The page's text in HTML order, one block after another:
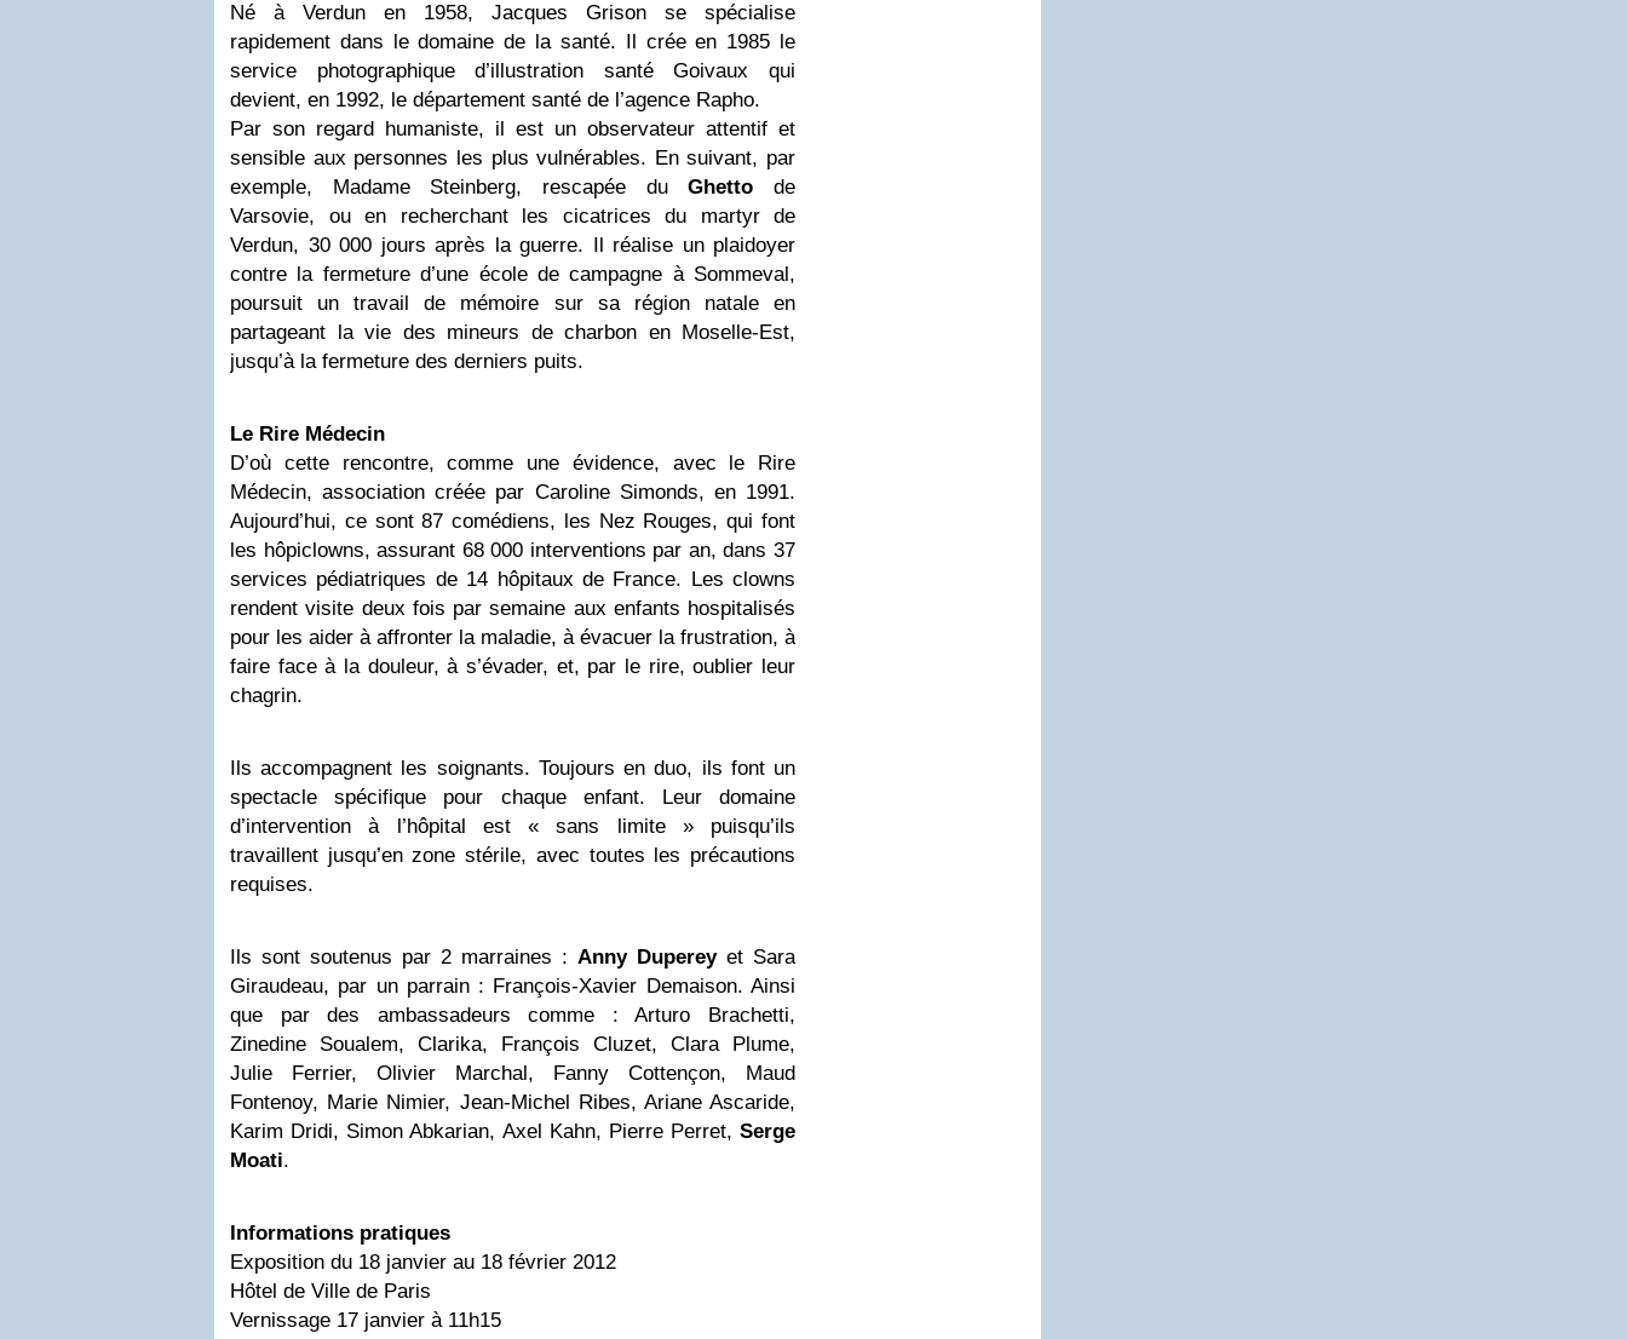
Né à Verdun en 1958, Jacques Grison se spécialise
rapidement dans le domaine de la santé. Il crée en 1985 le
service photographique d’illustration santé Goivaux qui
devient, en 1992, le département santé de l’agence Rapho.
Par son regard humaniste, il est un observateur attentif et
sensible aux personnes les plus vulnérables. En suivant, par
exemple, Madame Steinberg, rescapée duGhetto de
Varsovie, ou en recherchant les cicatrices du martyr de
Verdun, 30 000 jours après la guerre. Il réalise un plaidoyer
contre la fermeture d’une école de campagne à Sommeval,
poursuit un travail de mémoire sur sa région natale en
partageant la vie des mineurs de charbon en Moselle-Est,
jusqu’à la fermeture des derniers puits.
Le Rire Médecin
D’où cette rencontre, comme une évidence, avec le Rire
Médecin, association créée par Caroline Simonds, en 1991.
Aujourd’hui, ce sont 87 comédiens, les Nez Rouges, qui font
les hôpiclowns, assurant 68 000 interventions par an, dans 37
services pédiatriques de 14 hôpitaux de France. Les clowns
rendent visite deux fois par semaine aux enfants hospitalisés
pour les aider à affronter la maladie, à évacuer la frustration, à
faire face à la douleur, à s’évader, et, par le rire, oublier leur
chagrin.
Ils accompagnent les soignants. Toujours en duo, ils font un
spectacle spécifique pour chaque enfant. Leur domaine
d’intervention à l’hôpital est « sans limite » puisqu’ils
travaillent jusqu’en zone stérile, avec toutes les précautions
requises.
Ils sont soutenus par 2 marraines : Anny Dupereyet Sara
Giraudeau, par un parrain : François-Xavier Demaison. Ainsi
que par des ambassadeurs comme : Arturo Brachetti,
Zinedine Soualem, Clarika, François Cluzet, Clara Plume,
Julie Ferrier, Olivier Marchal, Fanny Cottençon, Maud
Fontenoy, Marie Nimier, Jean-Michel Ribes, Ariane Ascaride,
Karim Dridi, Simon Abkarian, Axel Kahn, Pierre Perret, Serge
Moati.
Informations pratiques
Exposition du 18 janvier au 18 février 2012
Hôtel de Ville de Paris
Vernissage 17 janvier à 11h15